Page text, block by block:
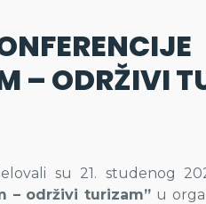
– ODRŽIVI
su 21. studenog
– održivi turizam” u